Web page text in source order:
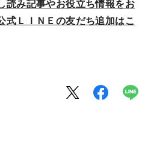
読み記事やお役立ち情報をお
式ＬＩＮＥの友だち追加はこ